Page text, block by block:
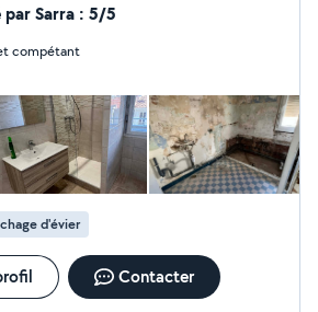
et chaudière / installation des
par Sarra : 5/5
compétant
d'évier
Contacter